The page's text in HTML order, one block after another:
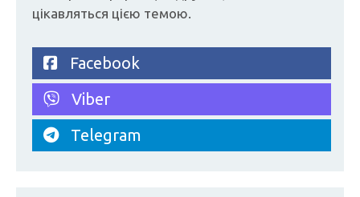
цікавляться цією темою.
Facebook
Viber
Telegram